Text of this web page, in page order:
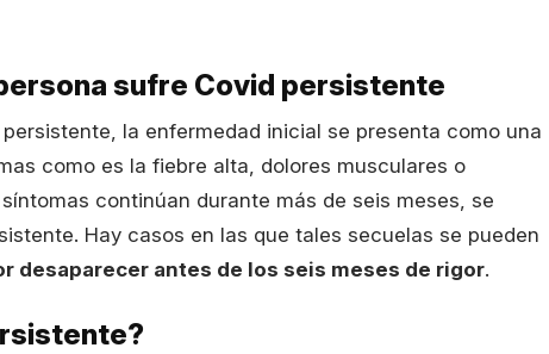
sufre Covid persistente
la enfermedad inicial se presenta como una
como es la fiebre alta, dolores musculares o
continúan durante más de seis meses, se
Hay casos en las que tales secuelas se pueden
desaparecer antes de los seis meses de rigor.